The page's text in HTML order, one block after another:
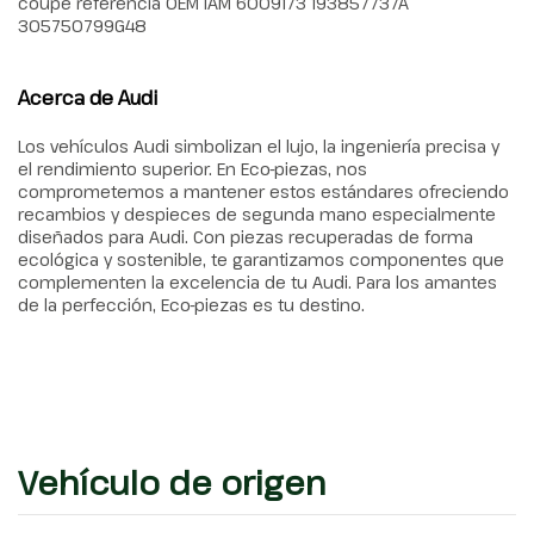
305750799G48
Acerca de Audi
Los vehículos Audi simbolizan el lujo, la ingeniería precisa y
el rendimiento superior. En Eco-piezas, nos
comprometemos a mantener estos estándares ofreciendo
recambios y despieces de segunda mano especialmente
diseñados para Audi. Con piezas recuperadas de forma
ecológica y sostenible, te garantizamos componentes que
complementen la excelencia de tu Audi. Para los amantes
de la perfección, Eco-piezas es tu destino.
Vehículo de origen